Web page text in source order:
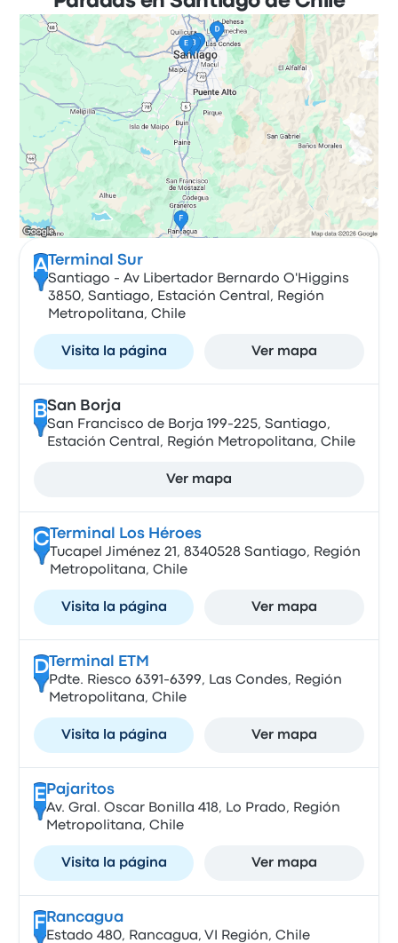
A Terminal Sur
Santiago - Av Libertador Bernardo O'Higgins
3850, Santiago, Estación Central, Región
Metropolitana, Chile
Visita la página Ver mapa
BSan Borja
San Francisco de Borja 199-225, Santiago,
Estación Central, Región Metropolitana, Chile
Ver mapa
CTerminal Los Héroes
Tucapel Jiménez 21, 8340528 Santiago, Región
Metropolitana, Chile
Visita la página Ver mapa
DTerminal ETM
Pdte. Riesco 6391-6399, Las Condes, Región
Metropolitana, Chile
Visita la página Ver mapa
E Pajaritos
Av. Gral. Oscar Bonilla 418, Lo Prado, Región
Metropolitana, Chile
Visita la página Ver mapa
F Rancagua
Estado 480, Rancagua, VI Región, Chile